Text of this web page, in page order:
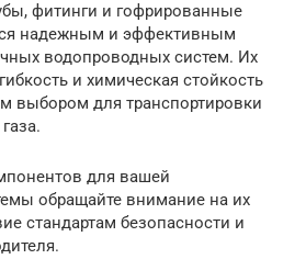
фитинги и гофрированные
надежным и эффективным
водопроводных систем. Их
и химическая стойкость
выбором для транспортировки
для вашей
обращайте внимание на их
стандартам безопасности и